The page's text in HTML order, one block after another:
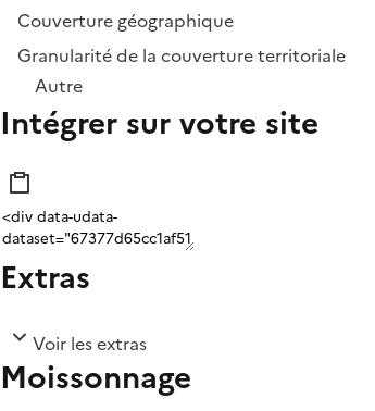
Couverture géographique
Granularité de la couverture territoriale
Autre
Intégrer sur votre site
Extras
Voir les extras
Moissonnage